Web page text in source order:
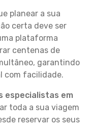
planear a sua
certa deve ser
plataforma
centenas de
garantindo
com facilidade.
especialistas em
toda a sua viagem
reservar os seus